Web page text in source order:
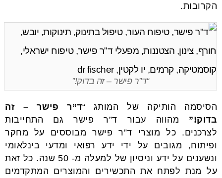
הקרובות.
“ד”ר פישר – זה בדוק!”
הסיסמה הותיקה של המותג “ד”ר פישר – זה
בדוק!” מהווה עבור ד”ר פישר גם התחייבות
לצרכנים. כל מוצרי ד”ר פישר מבוססים על מחקר
ופיתוח, מגובים על ידי ידע רפואי ומדעי בינלאומי
ונשענים על ידע וניסיון של למעלה מ- 50 שנה. כל זאת
על מנת לפתח את התכשירים והמוצרים המתקדמים